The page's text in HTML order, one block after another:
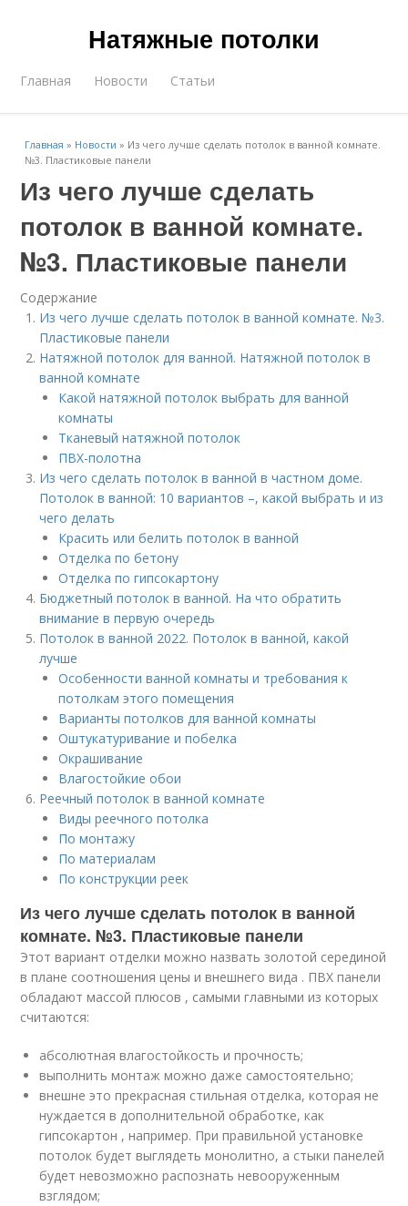
Натяжные потолки
Главная Новости Статьи
Главная » Новости » Из чего лучше сделать потолок в ванной комнате.
№3. Пластиковые панели
Из чего лучше сделать
потолок в ванной комнате.
№3. Пластиковые панели
Содержание
Из чего лучше сделать потолок в ванной комнате. №3.
Пластиковые панели
Натяжной потолок для ванной. Натяжной потолок в
ванной комнате
Какой натяжной потолок выбрать для ванной
комнаты
Тканевый натяжной потолок
ПВХ-полотна
Из чего сделать потолок в ванной в частном доме.
Потолок в ванной: 10 вариантов –, какой выбрать и из
чего делать
Красить или белить потолок в ванной
Отделка по бетону
Отделка по гипсокартону
Бюджетный потолок в ванной. На что обратить
внимание в первую очередь
Потолок в ванной 2022. Потолок в ванной, какой
лучше
Особенности ванной комнаты и требования к
потолкам этого помещения
Варианты потолков для ванной комнаты
Оштукатуривание и побелка
Окрашивание
Влагостойкие обои
Реечный потолок в ванной комнате
Виды реечного потолка
По монтажу
По материалам
По конструкции реек
Из чего лучше сделать потолок в ванной
комнате. №3. Пластиковые панели
Этот вариант отделки можно назвать золотой серединой
в плане соотношения цены и внешнего вида . ПВХ панели
обладают массой плюсов , самыми главными из которых
считаются:
абсолютная влагостойкость и прочность;
выполнить монтаж можно даже самостоятельно;
внешне это прекрасная стильная отделка, которая не
нуждается в дополнительной обработке, как
гипсокартон , например. При правильной установке
потолок будет выглядеть монолитно, а стыки панелей
будет невозможно распознать невооруженным
взглядом;